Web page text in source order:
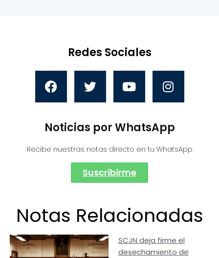
Redes Sociales
Noticias por WhatsApp
Recibe nuestras notas directo en tu WhatsApp
Suscribirme
Notas Relacionadas
SCJN deja firme el
desechamiento de